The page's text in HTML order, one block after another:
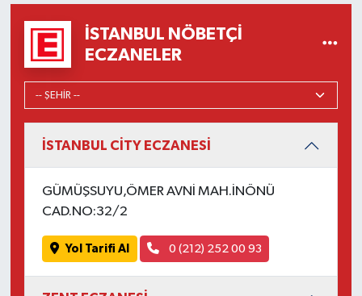
İSTANBUL NÖBETÇI
ECZANELER
İSTANBUL CİTY ECZANESİ
GÜMÜŞSUYU,ÖMER AVNİ MAH.İNÖNÜ
CAD.NO:32/2
Yol Tarifi Al 0 (212) 252 00 93